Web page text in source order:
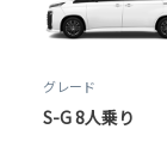
グレード
S-G 8人乗り